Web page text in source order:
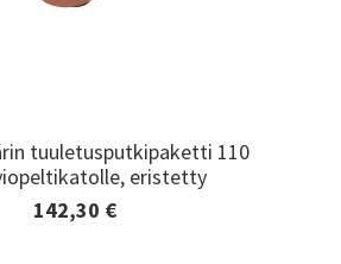
tuuletusputkipaketti 110
eristetty
142,30 €
tuuletusputkipaketti 110
eristetty
ja tilaaminen